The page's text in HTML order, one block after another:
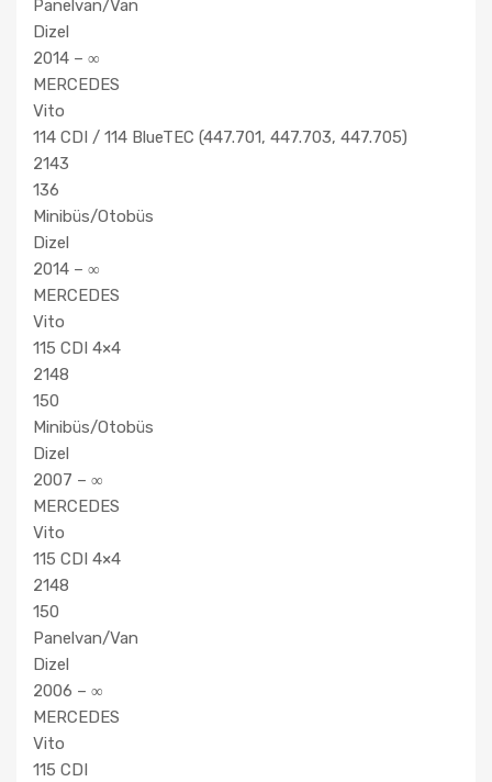
Panelvan/Van
Dizel
2014 – ∞
MERCEDES
Vito
114 CDI / 114 BlueTEC (447.701, 447.703, 447.705)
2143
136
Minibüs/Otobüs
Dizel
2014 – ∞
MERCEDES
Vito
115 CDI 4×4
2148
150
Minibüs/Otobüs
Dizel
2007 – ∞
MERCEDES
Vito
115 CDI 4×4
2148
150
Panelvan/Van
Dizel
2006 – ∞
MERCEDES
Vito
115 CDI